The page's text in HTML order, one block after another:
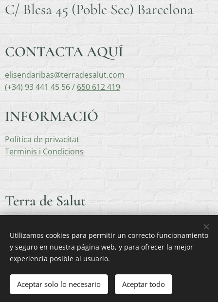
C/ Blesa 45 (Poble Sec) Barcelona
CONTACTA AQUÍ
elisendaribas@terradesalut.com
(+34) 93 441 45 56 / 650 612 419
INFORMACIÓ
Política de privacitat
Terminis i Condicions
Terra de Salut
Webnode Cookies
Utilizamos cookies para permitir un correcto funcionamiento
y seguro en nuestra página web, y para ofrecer la mejor
experiencia posible al usuario.
Aceptar solo lo necesario Aceptar todo